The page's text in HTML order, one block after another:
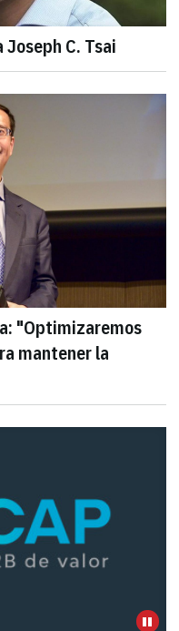
C. Tsai
"Optimizaremos
mantener la